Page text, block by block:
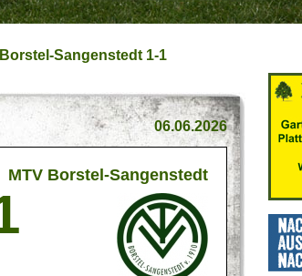
Sangenstedt 1-1
06.06.2026
MTV Borstel-Sangenstedt